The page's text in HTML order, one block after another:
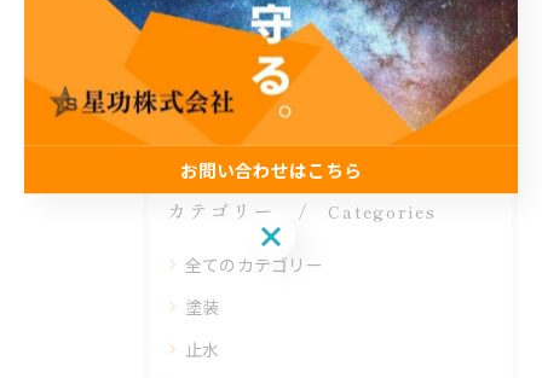
内装・リフォーム工事
< 前のページ 一覧に戻る 次のページ >
カテゴリー Categories
全てのカテゴリー
塗装
止水
お問い合わせはこちら
お問い合わせはこちら